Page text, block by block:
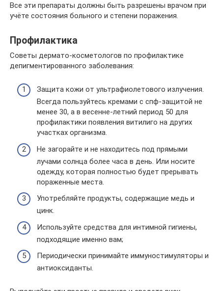
Все эти препараты должны быть разрешены врачом при
учёте состояния больного и степени поражения.
Профилактика
Советы дермато-косметологов по профилактике
депигментированного заболевания:
Защита кожи от ультрафиолетового излучения.
Всегда пользуйтесь кремами с спф-защитой не
менее 30, а в весенне-летний период 50 для
профилактики появления витилиго на других
участках организма.
Не загорайте и не находитесь под прямыми
лучами солнца более часа в день. Или носите
одежду, которая полностью будет прерывать
пораженные места.
Употребляйте продукты, содержащие медь и
цинк.
Используйте средства для интимной гигиены,
подходящие именно вам;
Периодически принимайте иммуностимуляторы и
антиоксиданты.